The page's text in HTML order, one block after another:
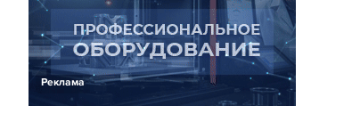
Реклама